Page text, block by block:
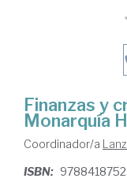
Finanzas y
Monarquía
Coordinador/a
ISBN: